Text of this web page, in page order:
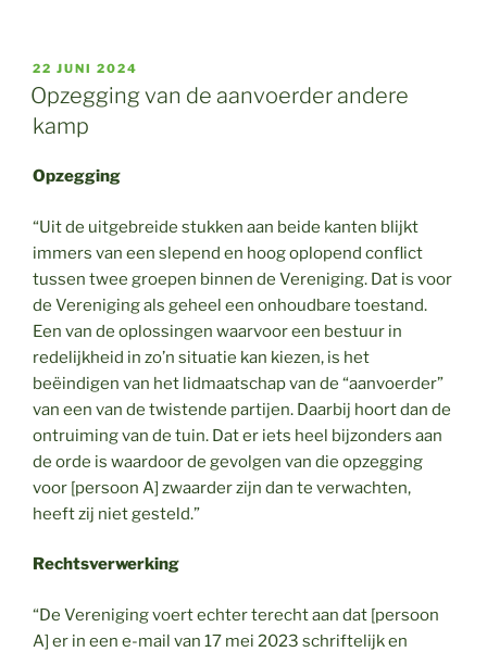
GEPLAATST
OP
22 JUNI 2024
Opzegging van de aanvoerder andere
kamp
Opzegging
“Uit de uitgebreide stukken aan beide kanten blijkt
immers van een slepend en hoog oplopend conflict
tussen twee groepen binnen de Vereniging. Dat is voor
de Vereniging als geheel een onhoudbare toestand.
Een van de oplossingen waarvoor een bestuur in
redelijkheid in zo’n situatie kan kiezen, is het
beëindigen van het lidmaatschap van de “aanvoerder”
van een van de twistende partijen. Daarbij hoort dan de
ontruiming van de tuin. Dat er iets heel bijzonders aan
de orde is waardoor de gevolgen van die opzegging
voor [persoon A] zwaarder zijn dan te verwachten,
heeft zij niet gesteld.”
Rechtsverwerking
“De Vereniging voert echter terecht aan dat [persoon
A] er in een e-mail van 17 mei 2023 schriftelijk en